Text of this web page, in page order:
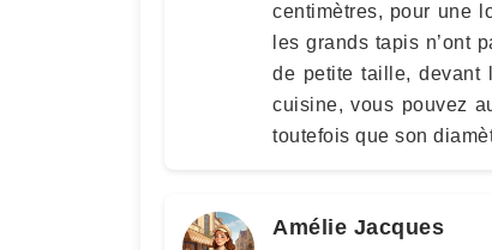
centimètres, pour une
les grands tapis n’ont
de petite taille, devant
cuisine, vous pouvez
toutefois que son
Amélie Jacques